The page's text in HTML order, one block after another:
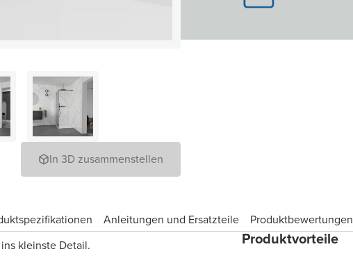
In 3D zusammenstellen
Anleitungen und Ersatzteile
Produktbewertungen
kleinste Detail.
Produktvorteile